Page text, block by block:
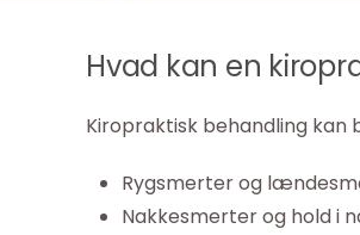
Hvad kan en
Kiropraktisk behandling
Rygsmerter og
Nakkesmerter og hold i